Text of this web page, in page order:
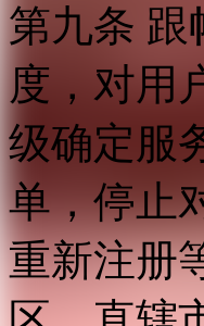
第九条 跟
度，对用
级确定服
单，停止
重新注册